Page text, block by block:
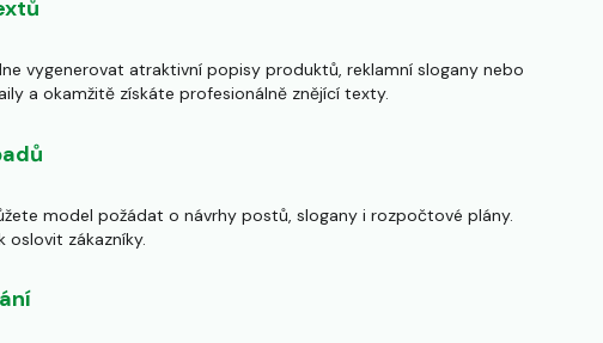
vygenerovat atraktivní popisy produktů, reklamní slogany nebo
a okamžitě získáte profesionálně znějící texty.
model požádat o návrhy postů, slogany i rozpočtové plány.
oslovit zákazníky.